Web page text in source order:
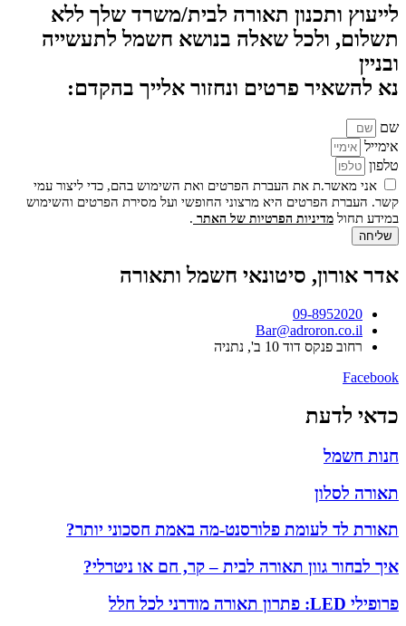
לייעוץ ותכנון תאורה לבית/משרד שלך ללא
תשלום, ולכל שאלה בנושא חשמל לתעשייה
ובניין
נא להשאיר פרטים ונחזור אלייך בהקדם:
שם
אימייל
טלפון
אני מאשר.ת את העברת הפרטים ואת השימוש בהם, כדי ליצור עמי
קשר. העברת הפרטים היא מרצוני החופשי ועל מסירת הפרטים והשימוש
במידע תחול מדיניות הפרטיות של האתר .
שליחה
אדר אורון, סיטונאי חשמל ותאורה
09-8952020
Bar@adroron.co.il
רחוב פנקס דוד 10 ב', נתניה
Facebook
כדאי לדעת
חנות חשמל
תאורה לסלון
תאורת לד לעומת פלורסנט-מה באמת חסכוני יותר?
איך לבחור גוון תאורה לבית – קר, חם או ניטרלי?
פרופילי LED: פתרון תאורה מודרני לכל חלל